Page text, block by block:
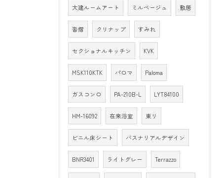
大建ルームアート ミルベージュ 敷居
沓摺 クリナップ すみれ
セクショナルキッチン KVK
MSK110KTK パロマ Paloma
ガスコンロ PA-210B-L LYT84100
HM-16092 在来浴室 東リ
ビニル床シート バスナリアルデザイン
BNR3401 ライトグレー Terrazzo